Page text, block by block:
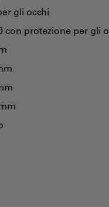
gli occhi
con protezione per gli